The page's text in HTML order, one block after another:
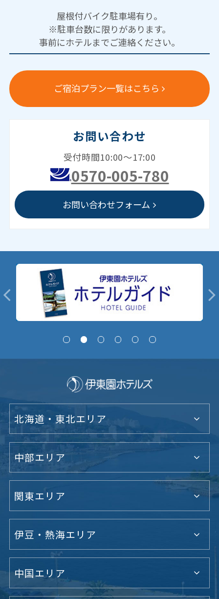
屋根付バイク駐車場有り。
※駐車台数に限りがあります。
事前にホテルまでご連絡ください。
ご宿泊プラン一覧はこちら
お問い合わせ
受付時間10:00～17:00
0570-005-780
お問い合わせフォーム
北海道・東北エリア
中部エリア
関東エリア
伊豆・熱海エリア
中国エリア